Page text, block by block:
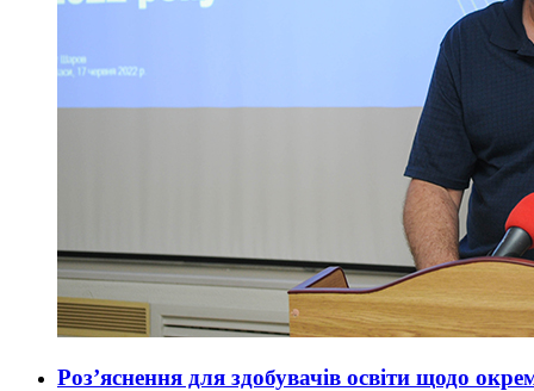
Роз’яснення для здобувачів освіти щодо